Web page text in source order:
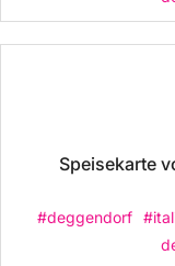
Speisekarte
#deggendorf